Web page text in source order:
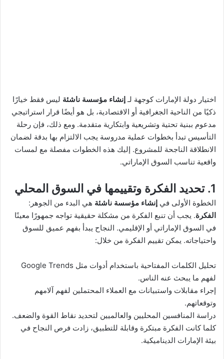
اختيار دولة الإمارات كوجهة لـإنشاء مؤسسة ناشئة ليس فقط خيارًا
ذكيًا من الناحية الجغرافية أو الاقتصادية، بل هو أيضًا قرار استراتيجي
مدعوم ببنية تحتية وتشريعية وابتكارية متقدمة. ومع ذلك، فإن رحلة
التأسيس تبدأ بخطوات عملية مدروسة يجب الالتزام بها بدقة لضمان
الانطلاقة الناجحة للمشروع. إليك هذه الخطوات مفصلة مع لمسات
واقعية تناسب السوق الإماراتي.
1. تحديد الفكرة وتقييمها في السوق المحلي
الخطوة الأولى في إنشاء مؤسسة ناشئة هي البدء من الجوهر:
الفكرة. يجب أن تنبع الفكرة من مشكلة حقيقية تواجه جمهورًا معينًا
في السوق الإماراتي أو الإقليمي. النجاح يبدأ بفهم عميق للسوق
واحتياجاته. يمكن تقييم الفكرة من خلال:
تحليل الكلمات المفتاحية باستخدام أدوات مثل Google Trends
لفهم ما يبحث عنه الناس.
إجراء مقابلات واستبيانات مع العملاء المحتملين لفهم آلامهم
وتوقعاتهم.
دراسة المنافسين المحليين والعالميين لتحديد نقاط القوة والضعف.
كلما كانت الفكرة مبتكرة وقابلة للتطبيق، زادت فرص النجاح في
بيئة الإمارات الديناميكية.